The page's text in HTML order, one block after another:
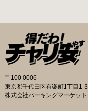
の地図が
線、都営
手町高架
二丁目4
車対策コ
線大手町
料 2,000
の自転車
申請期間
1,396KB
あてに郵
内に環境
さい（郵
ファクス
〒100-0006
東京都千代田区有楽町1丁目1-
株式会社パーキングマーケット